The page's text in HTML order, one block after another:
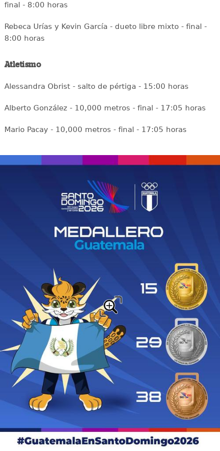
final - 8:00 horas
Rebeca Urías y Kevin García - dueto libre mixto - final -
8:00 horas
Atletismo
Alessandra Obrist - salto de pértiga - 15:00 horas
Alberto González - 10,000 metros - final - 17:05 horas
Mario Pacay - 10,000 metros - final - 17:05 horas